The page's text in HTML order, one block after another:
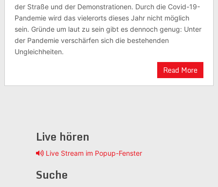
der Straße und der Demonstrationen. Durch die Covid-19-
Pandemie wird das vielerorts dieses Jahr nicht möglich
sein. Gründe um laut zu sein gibt es dennoch genug: Unter
der Pandemie verschärfen sich die bestehenden
Ungleichheiten.
Read More
Live hören
Live Stream im Popup-Fenster
Suche